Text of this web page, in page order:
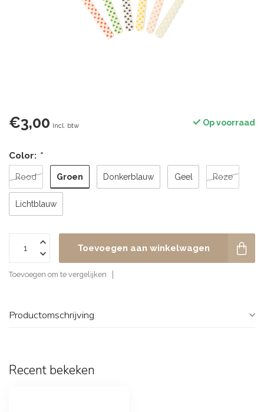
€3,00 Incl. btw Op voorraad
Color: *
Rood Groen Donkerblauw Geel Roze
Lichtblauw
Toevoegen aan winkelwagen
Toevoegen om te vergelijken
Productomschrijving
Recent bekeken